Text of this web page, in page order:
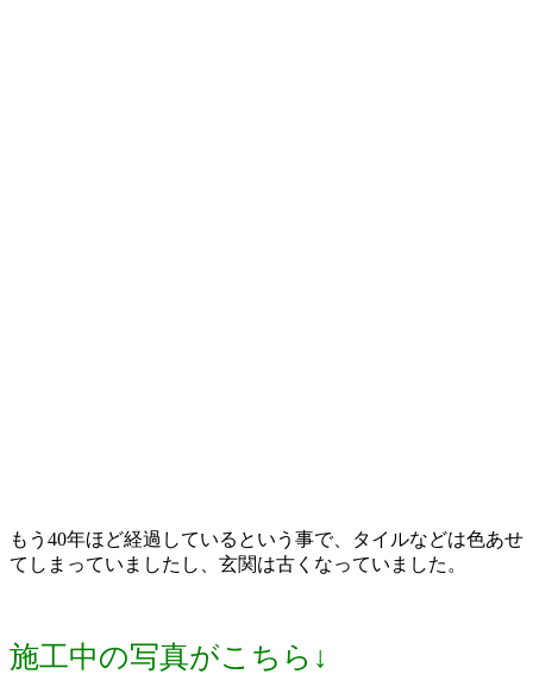
もう40年ほど経過しているという事で、タイルなどは色あせ
てしまっていましたし、玄関は古くなっていました。
施工中の写真がこちら↓